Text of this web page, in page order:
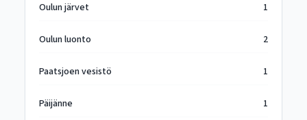
Oulun järvet 1
Oulun luonto 2
Paatsjoen vesistö 1
Päijänne 1